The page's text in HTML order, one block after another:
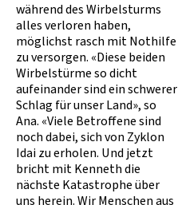
während des Wirbelsturms
alles verloren haben,
möglichst rasch mit Nothilfe
zu versorgen. «Diese beiden
Wirbelstürme so dicht
aufeinander sind ein schwerer
Schlag für unser Land», so
Ana. «Viele Betroffene sind
noch dabei, sich von Zyklon
Idai zu erholen. Und jetzt
bricht mit Kenneth die
nächste Katastrophe über
uns herein. Wir Menschen aus